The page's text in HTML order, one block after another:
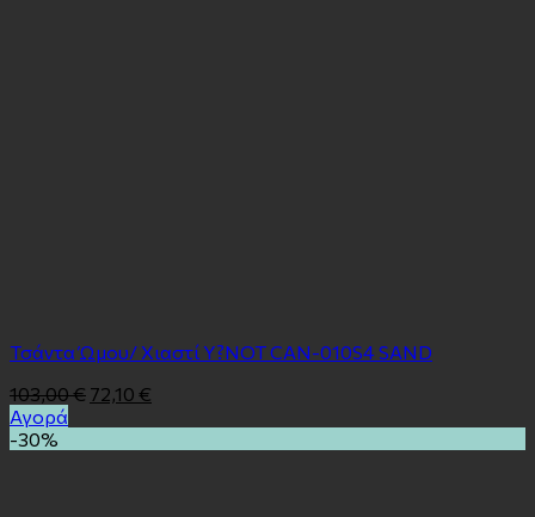
Τσάντα Ώμου/ Χιαστί Y?NOT CAN-010S4 SAND
103,00€ 72,10 €
Αγορά
-30%